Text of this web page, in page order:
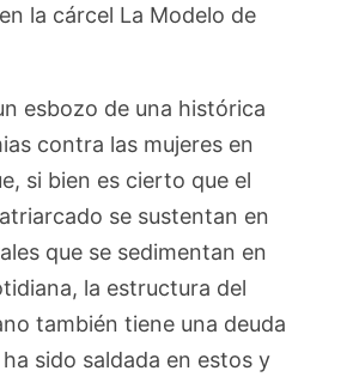
la cárcel La Modelo de
esbozo de una histórica
contra las mujeres en
si bien es cierto que el
se sustentan en
que se sedimentan en
la estructura del
también tiene una deuda
sido saldada en estos y